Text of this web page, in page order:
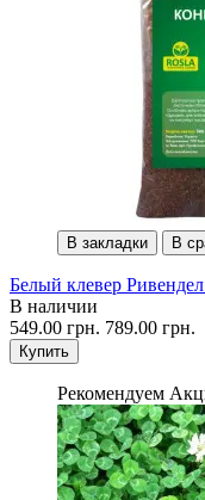
В закладки В
Белый клевер
В наличии
549.00 грн. 789.00 грн.
Купить
Рекомендуем